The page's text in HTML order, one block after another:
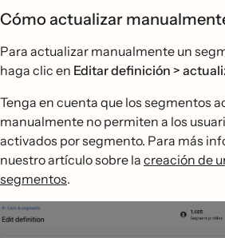
Cómo actualizar
Para actualizar manualmente un
haga clic en Editar definición >
Tenga en cuenta que los segmentos
manualmente no permiten a los
activados por segmento. Para más
nuestro artículo sobre la creación de
segmentos.